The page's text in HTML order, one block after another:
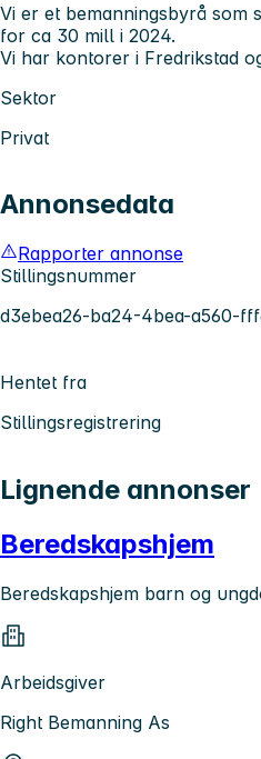
Vi er et bemanningsbyrå som
for ca 30 mill i 2024.
Vi har kontorer i Fredrikstad
Sektor
Privat
Annonsedata
Rapporter annonse
Stillingsnummer
d3ebea26-ba24-4bea-a560-
Hentet fra
Stillingsregistrering
Lignende annonser
Beredskapshjem
Beredskapshjem barn og
Arbeidsgiver
Right Bemanning As